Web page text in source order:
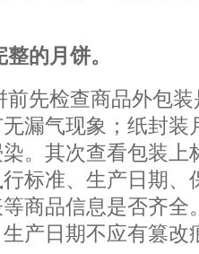
的月饼。
前先检查商品外包
漏气现象；纸封装
。其次查看包装上
标准、生产日期、
商品信息是否齐全
产日期不应有篡改